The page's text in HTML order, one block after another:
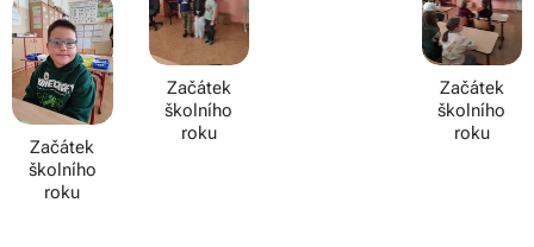
Začátek
školního
roku
Začátek
školního
roku
Začátek
školního
roku